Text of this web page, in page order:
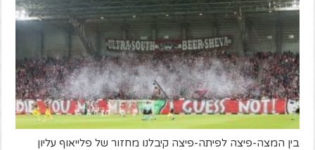
בין המצה-פיצה לפיתה-פיצה קיבלנו מחזור של פלייאוף עליון